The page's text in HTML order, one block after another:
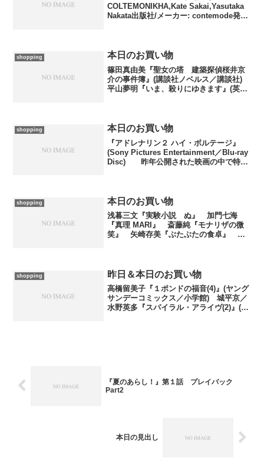
COLTEMONIKHA,Kate Sakai,Yasutaka
Nakata出版社/メーカー: contemode発売
shopping 本日のお買い物
篠田真由美『聖女の塔 建築探偵桜井京
介の事件簿』(講談社ノベルス／講談社)
平山夢明『いま、殺りにゆきます』(英知
したか。2は実...
shopping 本日のお買い物
『アドレナリン２ ハイ・ボルテージ』
(Sony Pictures Entertainment／Blu-ray
Disc) 昨年公開された映画の中で特に
shopping 本日のお買い物
浅暮三文『実験小説 ぬ』 加門七海
『真理 MARI』 斎藤純『モナリザの微
笑』 矢崎存美『ぶたぶたの食卓』 江
(講談社ノベル...
shopping 昨日＆本日のお買い物
高橋留美子『１ポンドの福音(4)』(ヤング
サンデーコミックス／小学館) 城平京／
水野英多『スパイラル・アライヴ(2)』(ガ
『夏のあらし！』第１話 プレイバック
Part2
本日の見出し